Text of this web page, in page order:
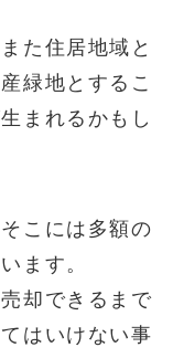
た住居地域と
緑地とするこ
まれるかもし
こには多額の
ます。
却できるまで
はいけない事